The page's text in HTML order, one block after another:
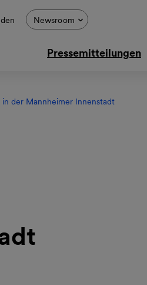
Newsroom
Pressemitteilungen
der Mannheimer Innenstadt